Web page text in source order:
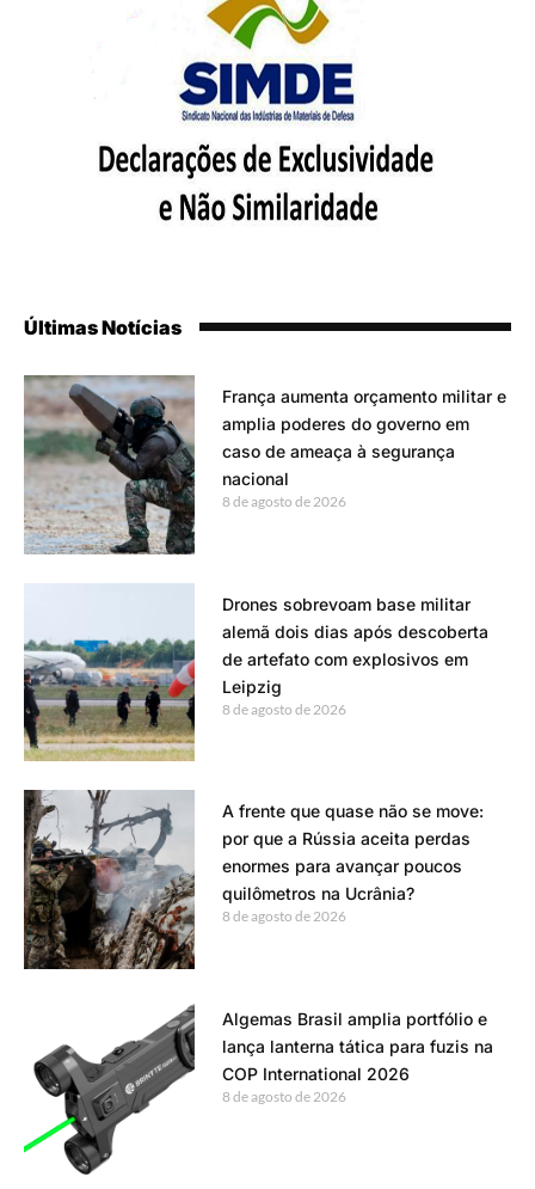
Últimas Notícias
França aumenta orçamento militar e
amplia poderes do governo em
caso de ameaça à segurança
nacional
8 de agosto de 2026
Drones sobrevoam base militar
alemã dois dias após descoberta
de artefato com explosivos em
Leipzig
8 de agosto de 2026
A frente que quase não se move:
por que a Rússia aceita perdas
enormes para avançar poucos
quilômetros na Ucrânia?
8 de agosto de 2026
Algemas Brasil amplia portfólio e
lança lanterna tática para fuzis na
COP International 2026
8 de agosto de 2026